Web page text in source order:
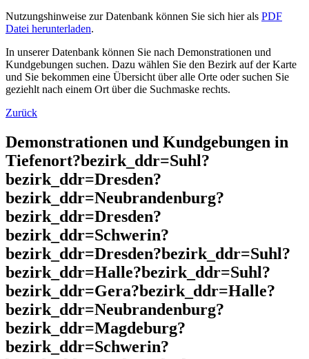
Nutzungshinweise zur Datenbank können Sie sich hier als PDF
Datei herunterladen.
In unserer Datenbank können Sie nach Demonstrationen und
Kundgebungen suchen. Dazu wählen Sie den Bezirk auf der Karte
und Sie bekommen eine Übersicht über alle Orte oder suchen Sie
geziehlt nach einem Ort über die Suchmaske rechts.
Zurück
Demonstrationen und Kundgebungen in
Tiefenort?bezirk_ddr=Suhl?
bezirk_ddr=Dresden?
bezirk_ddr=Neubrandenburg?
bezirk_ddr=Dresden?
bezirk_ddr=Schwerin?
bezirk_ddr=Dresden?bezirk_ddr=Suhl?
bezirk_ddr=Halle?bezirk_ddr=Suhl?
bezirk_ddr=Gera?bezirk_ddr=Halle?
bezirk_ddr=Neubrandenburg?
bezirk_ddr=Magdeburg?
bezirk_ddr=Schwerin?